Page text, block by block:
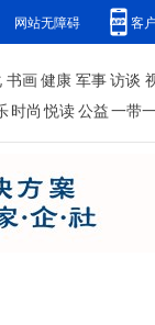
网站无障碍 客
书画健康 军事访谈
时尚 悦读公益一带